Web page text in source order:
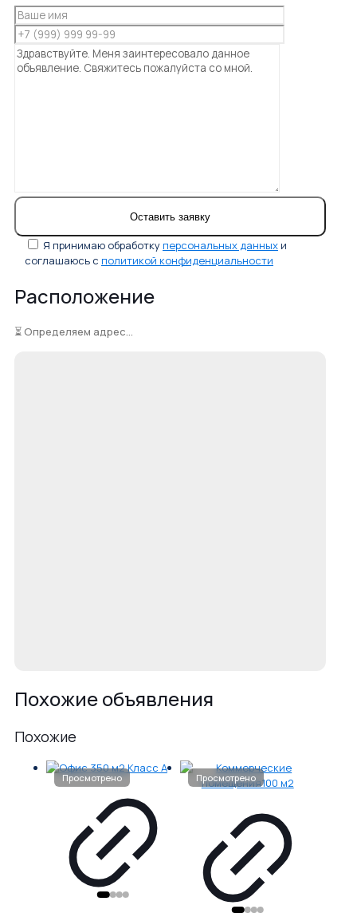
Я принимаю обработкуперсональных данных и
соглашаюсь с политикой конфиденциальности
Расположение
⏳ Определяем адрес...
Похожие объявления
Похожие